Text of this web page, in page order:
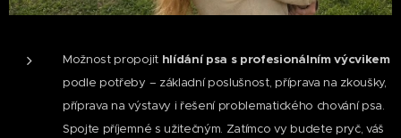
Možnost propojit hlídání psa s profesionálním výcvikem
podle potřeby – základní poslušnost, příprava na zkoušky,
příprava na výstavy i řešení problematického chování psa.
Spojte příjemné s užitečným. Zatímco vy budete pryč, váš